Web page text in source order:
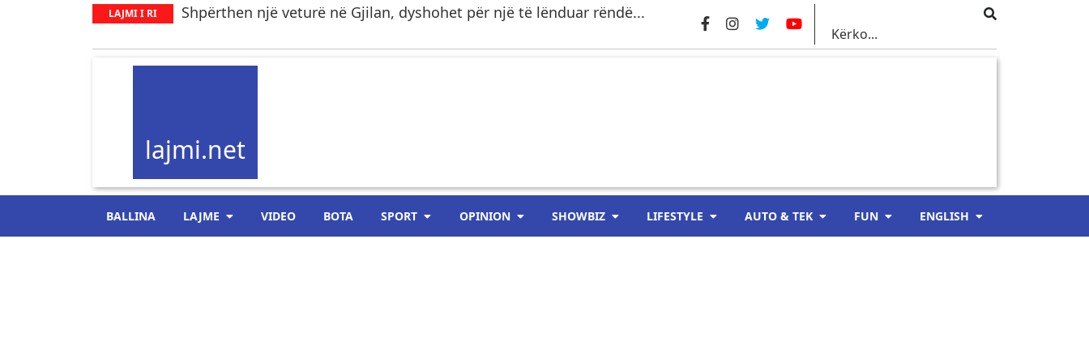
LAJMI I RI Shpërthen një veturë në Gjilan, dyshohet për një të lënduar rëndë...
lajmi.net
BALLINA LAJME VIDEO BOTA SPORT OPINION SHOWBIZ LIFESTYLE AUTO & TEK FUN ENGLISH